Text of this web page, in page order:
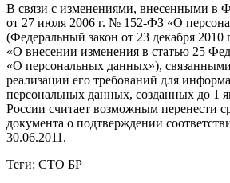
В связи с изменениями, внесенными в
от 27 июля 2006 г. № 152-ФЗ «О
(Федеральный закон от 23 декабря 2010
«О внесении изменения в статью 25
«О персональных данных»),
реализации его требований для
персональных данных, созданных до 1
России считает возможным перенести
документа о подтверждении
30.06.2011.
Теги: СТО БР